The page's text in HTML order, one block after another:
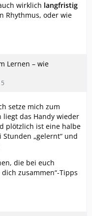
wirklich langfristig
Rhythmus, oder wie
Lernen – wie
setze mich zum
das Handy wieder
plötzlich ist eine halbe
„gelernt“ und
die bei euch
zusammen“-Tipps